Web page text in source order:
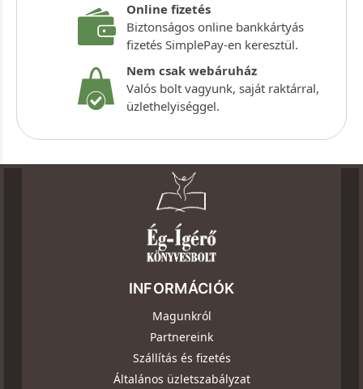
Online fizetés
Biztonságos online bankkártyás
fizetés SimplePay-en keresztül.
Nem csak webáruház
Valós bolt vagyunk, saját raktárral,
üzlethelyiséggel.
INFORMÁCIÓK
Magunkról
Partnereink
Szállítás és fizetés
Általános üzletszabályzat